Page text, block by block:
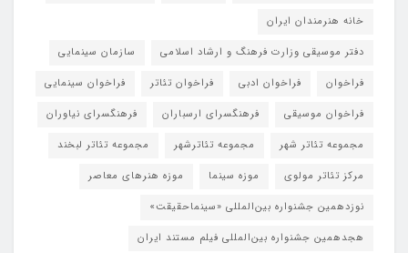
خانه هنرمندان ایران
دفتر موسیقی وزارت فرهنگ و ارشاد اسلامی
سازمان سینمایی
فراخوان
فراخوان ادبی فراخوان تئاتر
فراخوان سینمایی
فراخوان موسیقی
فرهنگسرای ارسباران
فرهنگسرای نیاوران
مجموعه تئاتر شهر
مجموعه تئاترشهر
مجموعه تئاتر لبخند
مرکز تئاتر مولوی
موزه سینما
موزه هنرهای معاصر
نوزدهمین جشنواره بین‌المللی «سینماحقیقت»
هجدهمین جشنواره بین‌المللی فیلم مستند ایران